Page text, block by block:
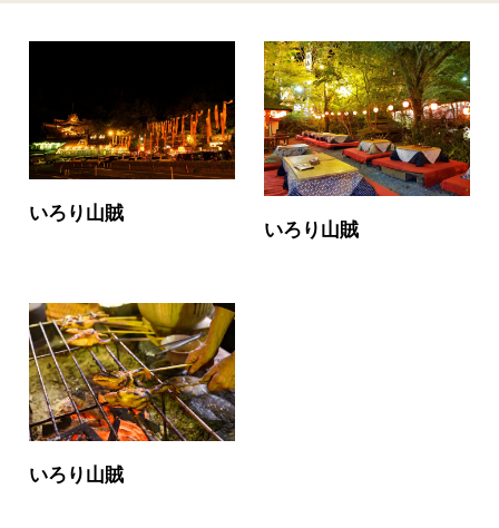
いろり山賊
いろり山賊
いろり山賊